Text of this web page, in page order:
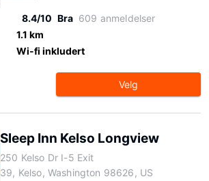
8.4/10 Bra 609 anmeldelser
1.1 km
Wi-fi inkludert
Velg
Sleep Inn Kelso Longview
250 Kelso Dr I-5 Exit
39, Kelso, Washington 98626, US